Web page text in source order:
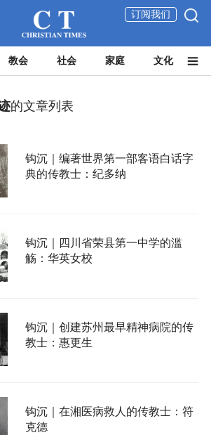
订阅我们
教会 社会 家庭 文化
的文章列表
钩沉｜编著世界第一部客语白话字
典的传教士：纪多纳
钩沉｜四川省荣县第一中学的滥
觞：华英女校
钩沉｜创建苏州最早精神病院的传
教士：惠更生
钩沉｜在湘医病救人的传教士：符
克德